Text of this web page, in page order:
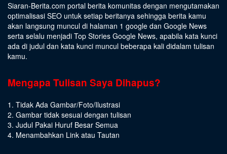
Siaran-Berita.com portal berita komunitas dengan mengutamakan
optimalisasi SEO untuk setiap beritanya sehingga berita kamu
akan langsung muncul di halaman 1 google dan Google News
serta selalu menjadi Top Stories Google News, apabila kata kunci
ada di judul dan kata kunci muncul beberapa kali didalam tulisan
kamu.
Mengapa Tulisan Saya Dihapus?
1. Tidak Ada Gambar/Foto/Ilustrasi
2. Gambar tidak sesuai dengan tulisan
3. Judul Pakai Huruf Besar Semua
4. Menambahkan Link atau Tautan